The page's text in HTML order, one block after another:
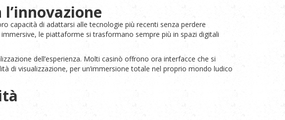
capacità di adattarsi alle tecnologie più recenti senza perdere
le piattaforme si trasformano sempre più in spazi digitali
dell’esperienza. Molti casinò offrono ora interfacce che si
di visualizzazione, per un’immersione totale nel proprio mondo ludico